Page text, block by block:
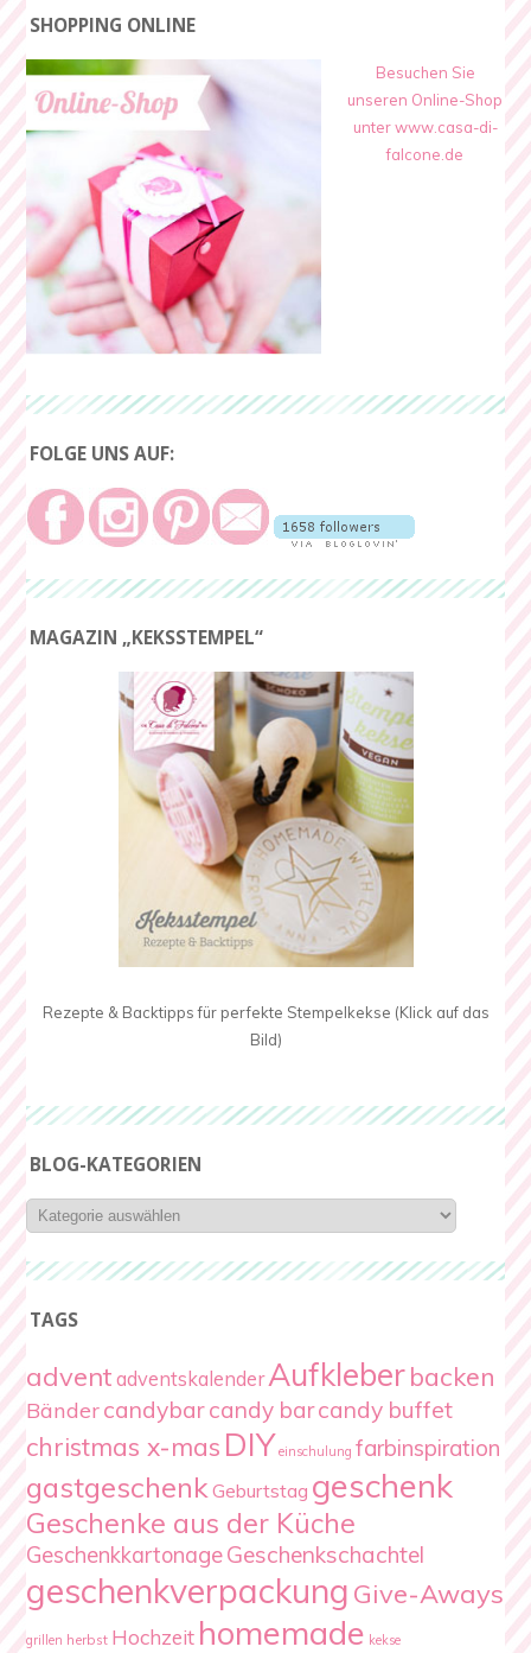
SHOPPING ONLINE
Besuchen Sie
unseren Online-Shop
unter www.casa-di-
falcone.de
FOLGE UNS AUF:
MAGAZIN „KEKSSTEMPEL“
Rezepte & Backtipps für perfekte Stempelkekse (Klick auf das
Bild)
BLOG-KATEGORIEN
Blog-
Kategorien
TAGS
advent adventskalenderAufkleberbacken
Bändercandybarcandy barcandy buffet
christmas x-mas DIY einschulung farbinspiration
gastgeschenkGeburtstag geschenk
Geschenke aus der Küche
GeschenkkartonageGeschenkschachtel
geschenkverpackung Give-Aways
grillen herbst Hochzeit homemade kekse